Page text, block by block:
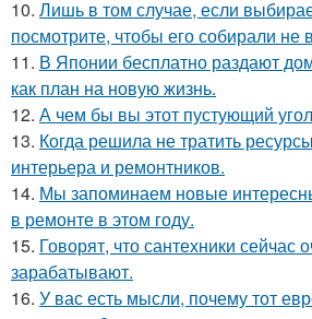
10. Лишь в том случае, если
посмотрите, чтобы его собирали не
11. В Японии бесплатно раздают
как план на новую жизнь.
12. А чем бы вы этот пустующий
13. Когда решила не тратить
интерьера и ремонтников.
14. Мы запоминаем новые
в ремонте в этом году.
15. Говорят, что сантехники сейчас
зарабатывают.
16. У вас есть мысли, почему тот